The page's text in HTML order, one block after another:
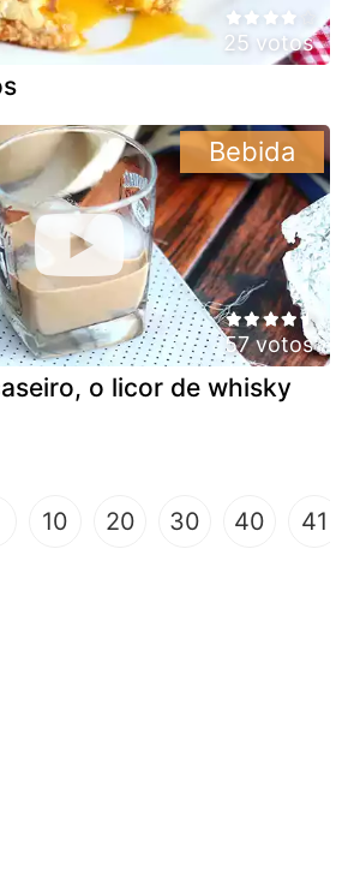
25 votos
57 votos
o licor de whisky
Bebida
10 20 30 40 41